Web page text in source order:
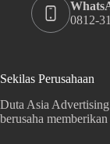
0812-
Sekilas Perusahaan
Duta Asia Advertising
berusaha